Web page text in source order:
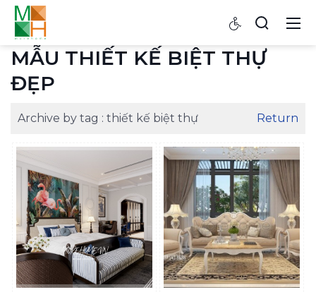
MẪU THIẾT KẾ BIỆT THỰ
ĐẸP
Archive by tag : thiết kế biệt thự Return